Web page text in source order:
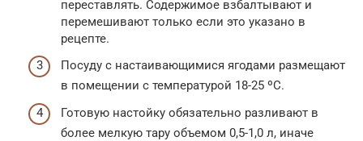
переставлять. Содержимое взбалтывают и
перемешивают только если это указано в
рецепте.
Посуду с настаивающимися ягодами размещают
в помещении с температурой 18-25 ºC.
Готовую настойку обязательно разливают в
более мелкую тару объемом 0,5-1,0 л, иначе